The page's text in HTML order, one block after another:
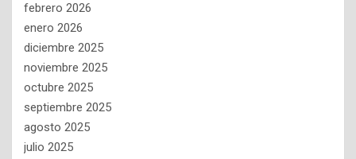
febrero 2026
enero 2026
diciembre 2025
noviembre 2025
octubre 2025
septiembre 2025
agosto 2025
julio 2025